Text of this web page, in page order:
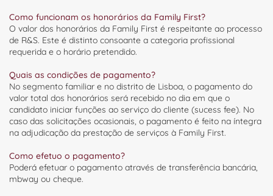
Como funcionam os honorários da Family First?
O valor dos honorários da Family First é respeitante ao processo
de R&S. Este é distinto consoante a categoria profissional
requerida e o horário pretendido.
Quais as condições de pagamento?
No segmento familiar e no distrito de Lisboa, o pagamento do
valor total dos honorários será recebido no dia em que o
candidato iniciar funções ao serviço do cliente (sucess fee). No
caso das solicitações ocasionais, o pagamento é feito na íntegra
na adjudicação da prestação de serviços à Family First.
Como efetuo o pagamento?
Poderá efetuar o pagamento através de transferência bancária,
mbway ou cheque.